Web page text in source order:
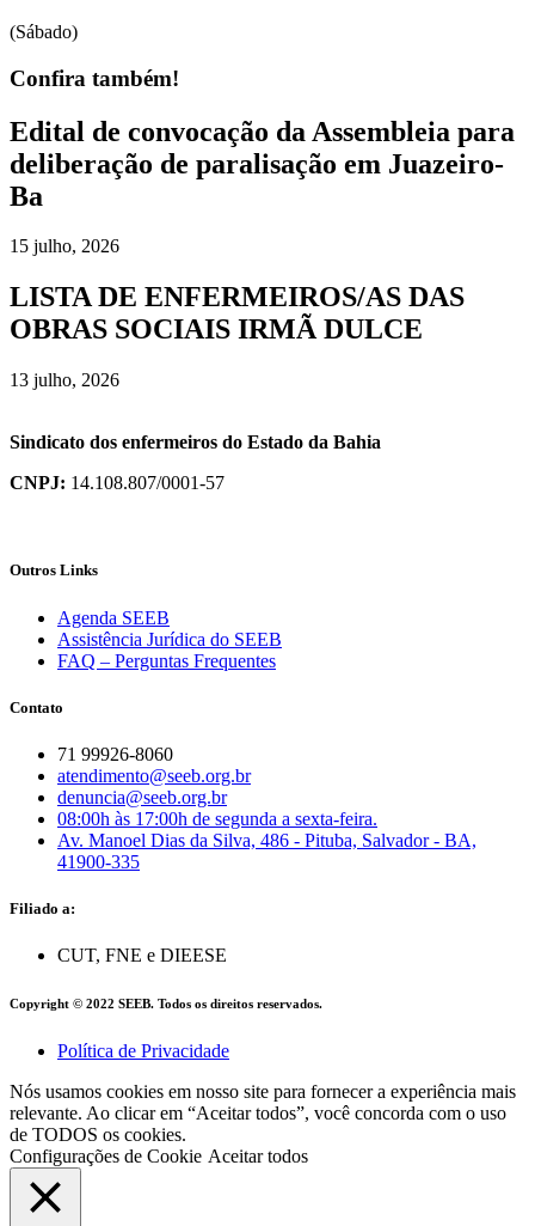
(Sábado)
Confira também!
Edital de convocação da Assembleia para
deliberação de paralisação em Juazeiro-
Ba
15 julho, 2026
LISTA DE ENFERMEIROS/AS DAS
OBRAS SOCIAIS IRMÃ DULCE
13 julho, 2026
Sindicato dos enfermeiros do Estado da Bahia
CNPJ: 14.108.807/0001-57
Outros Links
Agenda SEEB
Assistência Jurídica do SEEB
FAQ – Perguntas Frequentes
Contato
71 99926-8060
atendimento@seeb.org.br
denuncia@seeb.org.br
08:00h às 17:00h de segunda a sexta-feira.
Av. Manoel Dias da Silva, 486 - Pituba, Salvador - BA,
41900-335
Filiado a:
CUT, FNE e DIEESE
Copyright © 2022 SEEB. Todos os direitos reservados.
Política de Privacidade
Nós usamos cookies em nosso site para fornecer a experiência mais
relevante. Ao clicar em “Aceitar todos”, você concorda com o uso
de TODOS os cookies.
Configurações de Cookie Aceitar todos